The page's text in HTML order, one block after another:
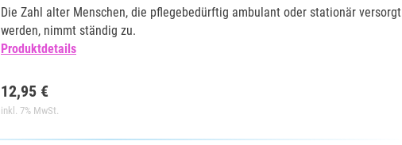
Die Zahl alter Menschen, die pflegebedürftig ambulant oder stationär versorgt
werden, nimmt ständig zu.
Produktdetails
12,95 €
inkl. 7% MwSt.